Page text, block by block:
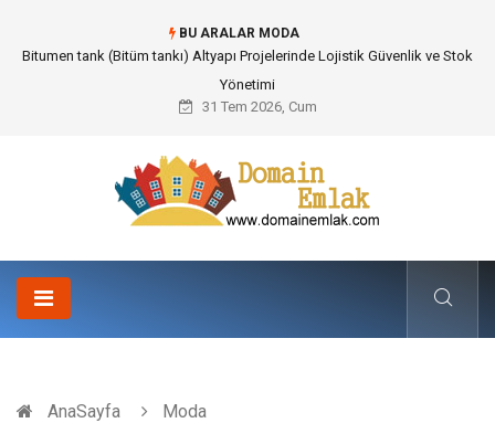
BU ARALAR MODA
Güvenilir Chip Satışı: Kesintisiz Poker Deneyimi İçin Profesyonel Destek
31 Tem 2026, Cum
AnaSayfa
Moda